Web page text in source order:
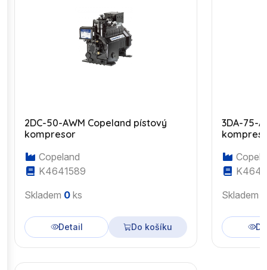
2DC-50-AWM Copeland pístový
kompresor
Copeland
K4641589
Skladem 0 ks
Detail Do košíku
3DA-75-
Skladem